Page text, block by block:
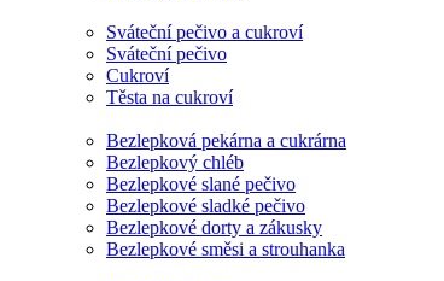
Sváteční pečivo a cukroví
Sváteční pečivo
Cukroví
Těsta na cukroví
Bezlepková pekárna a cukrárna
Bezlepkový chléb
Bezlepkové slané pečivo
Bezlepkové sladké pečivo
Bezlepkové dorty a zákusky
Bezlepkové směsi a strouhanka